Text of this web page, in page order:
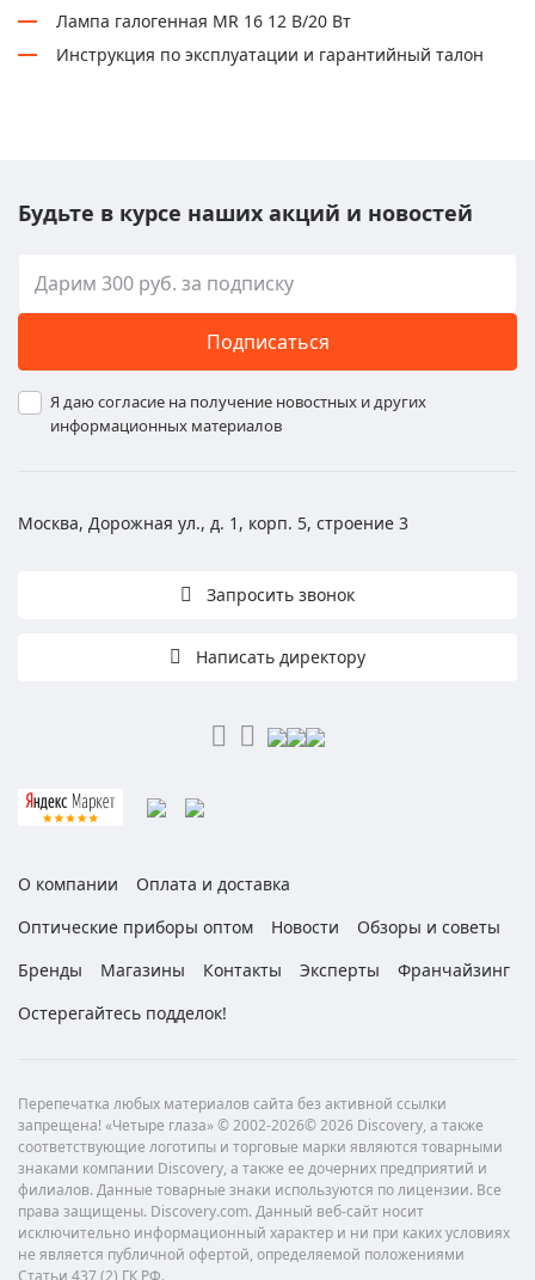
Лампа галогенная MR 16 12 В/20 Вт
Инструкция по эксплуатации и гарантийный талон
Будьте в курсе наших акций и новостей
Подписаться
Я даю согласие на получение новостных и других
информационных материалов
Москва, Дорожная ул., д. 1, корп. 5, строение 3
Запросить звонок
Написать директору
О компании
Оплата и доставка
Оптические приборы оптом
Новости
Обзоры и советы
Бренды
Магазины Контакты Эксперты
Франчайзинг
Остерегайтесь подделок!
Перепечатка любых материалов сайта без активной ссылки
запрещена! «Четыре глаза» © 2002-2026© 2026 Discovery, а также
соответствующие логотипы и торговые марки являются товарными
знаками компании Discovery, а также ее дочерних предприятий и
филиалов. Данные товарные знаки используются по лицензии. Все
права защищены. Discovery.com. Данный веб-сайт носит
исключительно информационный характер и ни при каких условиях
не является публичной офертой, определяемой положениями
Статьи 437 (2) ГК РФ.